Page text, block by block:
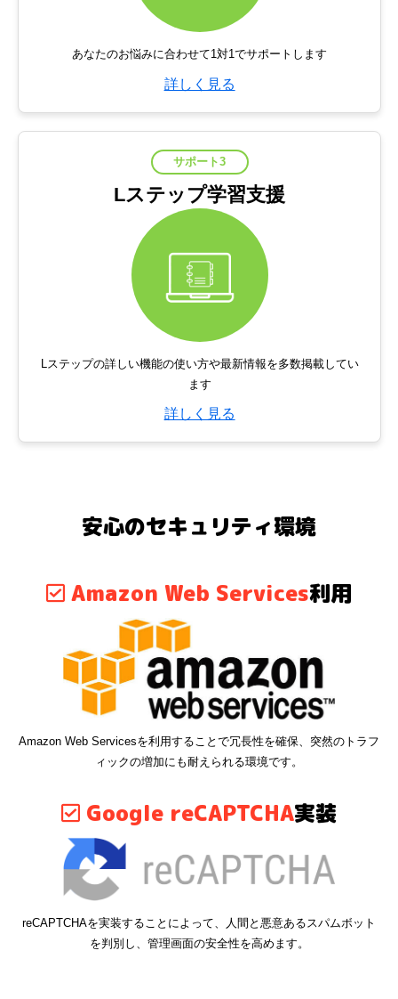
あなたのお悩みに合わせて1対1でサポートします
詳しく見る
サポート3
Lステップ学習支援
Lステップの詳しい機能の使い方や最新情報を多数掲載してい
ます
詳しく見る
安心のセキュリティ環境
Amazon Web Services利用
Amazon Web Servicesを利用することで冗長性を確保、突然のトラフ
ィックの増加にも耐えられる環境です。
Google reCAPTCHA実装
reCAPTCHAを実装することによって、人間と悪意あるスパムボット
を判別し、管理画面の安全性を高めます。